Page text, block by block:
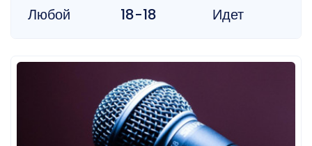
Любой 18-18 Идет